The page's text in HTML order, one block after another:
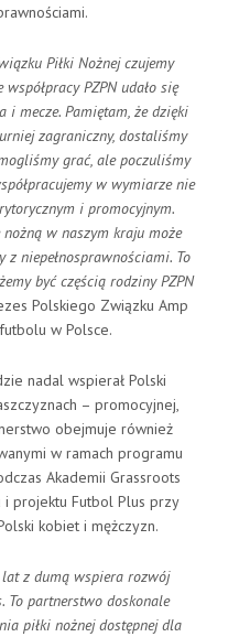
Piłki Nożnej czujemy
PZPN udało się
mecze. Pamiętam, że dzięki
zagraniczny, dostaliśmy
grać, ale poczuliśmy
w wymiarze nie
i promocyjnym.
w naszym kraju może
niepełnosprawnościami. To
być częścią rodziny PZPN
Polskiego Związku Amp
w Polsce.
nadal wspierał Polski
– promocyjnej,
obejmuje również
w ramach programu
Akademii Grassroots
projektu Futbol Plus przy
kobiet i mężczyzn.
z dumą wspiera rozwój
partnerstwo doskonale
piłki nożnej dostępnej dla